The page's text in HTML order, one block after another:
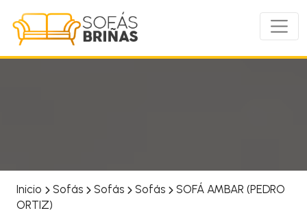
Inicio Sofás Sofás Sofás
SOFÁ AMBAR (PEDRO
ORTIZ)